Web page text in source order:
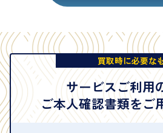
買取時に必要な
サービスご利用
ご本人確認書類をご